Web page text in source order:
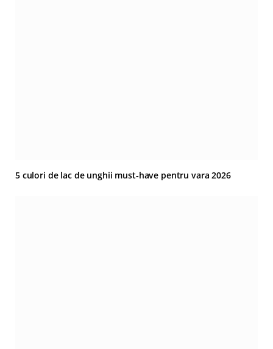
5 culori de lac de unghii must‑have pentru vara 2026